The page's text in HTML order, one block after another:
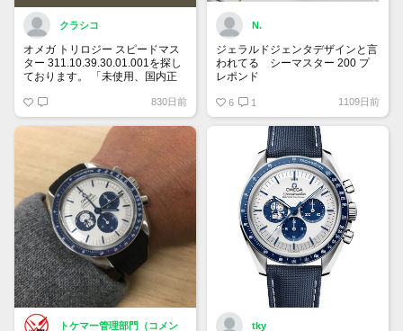
クラシコ
オメガ トリロジー スピードマス
ター 311.10.39.30.01.001を探し
ております。 「未使用、国内正
り希望」 予算は120万円です。
宜しくお願い致します。
830日前
N.
ジェラルドジェンタデザインと言
われてる シーマスター 200 プ
レポンド
は貴重
6 1 1109日前
トケマー管理部門（コメン
tky